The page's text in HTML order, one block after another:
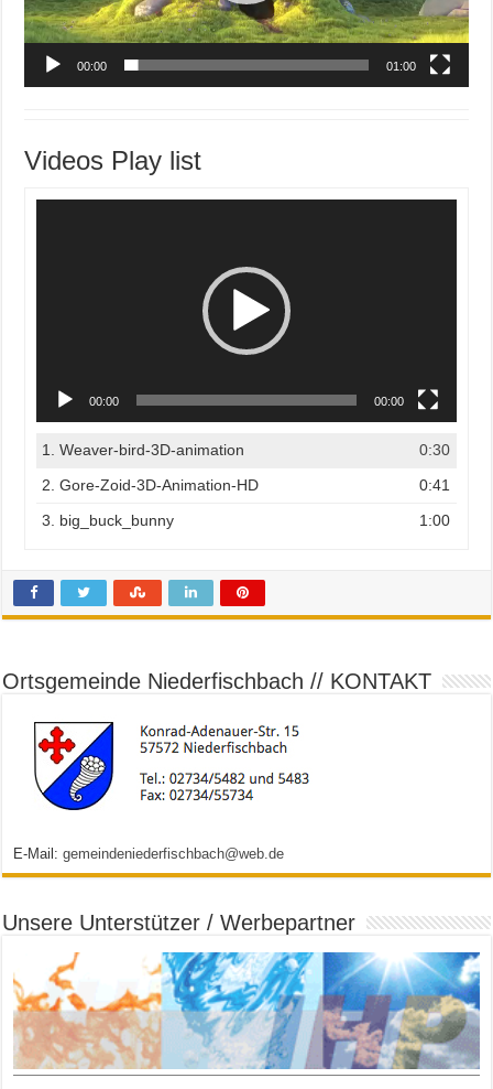
00:00 01:00
Videos Play list
00:00 00:00
1.Weaver-bird-3D-animation
0:30
2.Gore-Zoid-3D-Animation-HD
0:41
3. big_buck_bunny 1:00
Ortsgemeinde Niederfischbach // KONTAKT
E-Mail:gemeindeniederfischbach@web.de
Unsere Unterstützer / Werbepartner